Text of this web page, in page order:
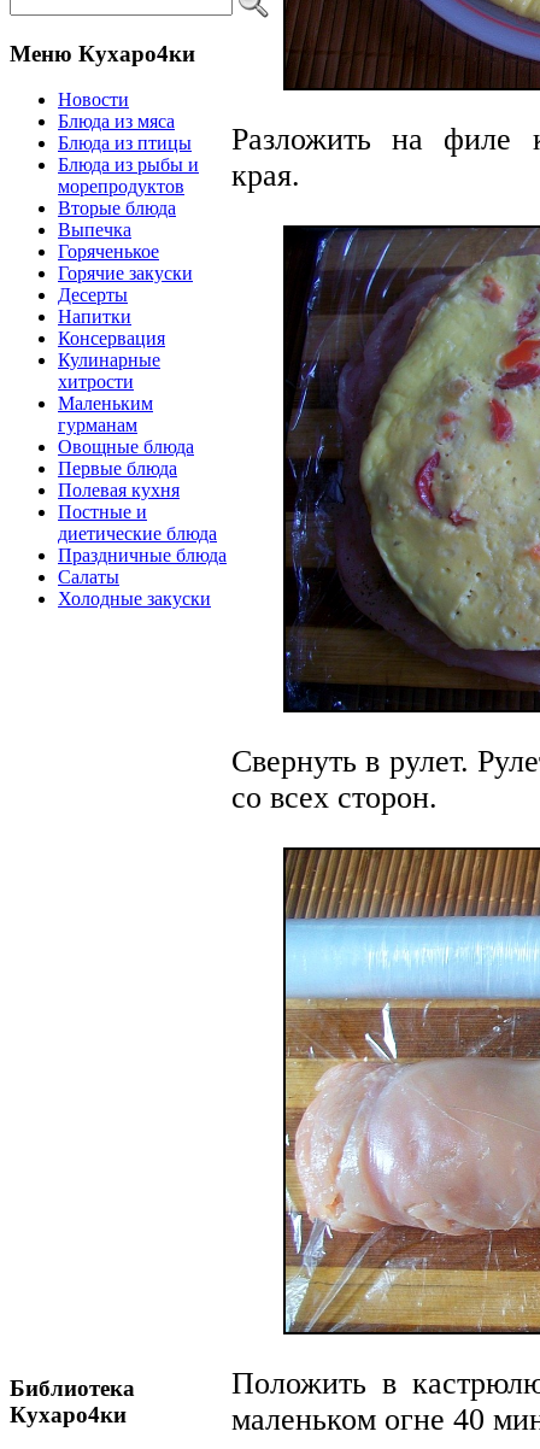
Меню Кухаро4ки
Новости
Блюда из мяса
Блюда из птицы
Блюда из рыбы и
морепродуктов
Вторые блюда
Выпечка
Горяченькое
Горячие закуски
Десерты
Напитки
Консервация
Кулинарные
хитрости
Маленьким
гурманам
Овощные блюда
Первые блюда
Полевая кухня
Постные и
диетические блюда
Праздничные блюда
Салаты
Холодные закуски
Библиотека
Кухаро4ки
Разложить на филе
края.
Свернуть в рулет.
со всех сторон.
Положить в
маленьком огне 40